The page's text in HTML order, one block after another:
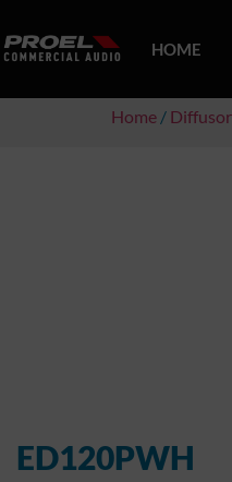
HOME
Home /
ED120PWH